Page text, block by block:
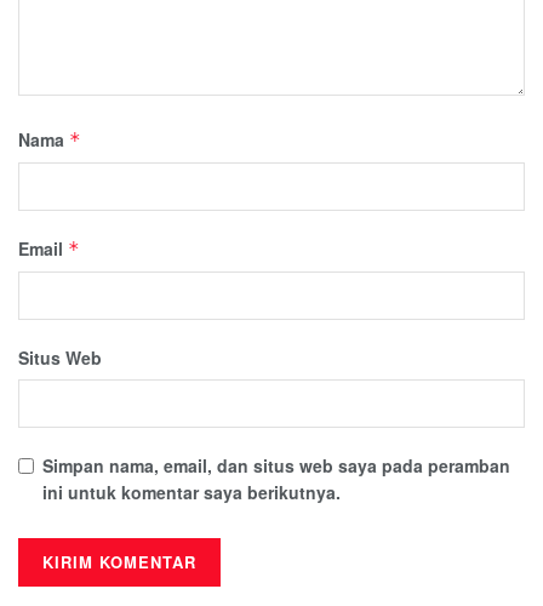
Nama *
Email *
Situs Web
Simpan nama, email, dan situs web saya pada peramban
ini untuk komentar saya berikutnya.